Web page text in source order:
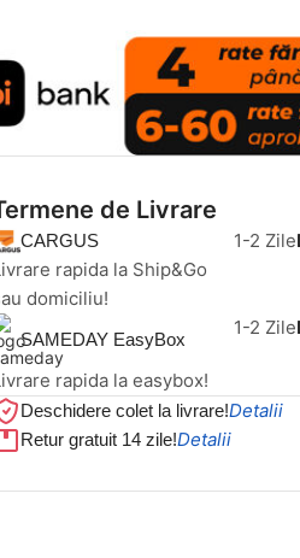
de Livrare
CARGUS
rapida la Ship&Go
domiciliu!
1-2 Zile
SAMEDAY EasyBox
rapida la easybox!
1-2 Zile
Deschidere colet la livrare!Detalii
Retur gratuit 14 zile!Detalii